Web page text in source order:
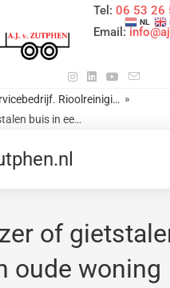
Tel: 06 53 26
Email:
Rioolservicebedrijf. Rioolreiniging. Rioolcamera met HD1080 beeld. Verstopte afvoerleidingen van wc, toilet, keuken afvoer. Badkamerafvoer verstopping oplossen. Milieuvriendelijke Rioolontstoppen. Hemelwater Verstopt. Regenpijp verstopt. Afvoer woning, Afvoer huis ontstoppen ook B&B en Rioolleiding detectie Riooltechniek. Ontstoppingsbedrijf AJ van Zutphen uit Kockengen. Kerkweg 64. 3628AR. Provincie Utrecht. Tel nr 0653265391 / 0346242479 Reistijd is werktijd »
Gietijzer of gietstalen buis in een oude woning vernieuwen. AJ van Zutphen uit Kockengen. Provincie Utrecht. Tel nr 0653265391 / 0346242479. Voor meer informatie kijk in het hoofdmenu. Reistijd is werktijd
of
oude woning
NL